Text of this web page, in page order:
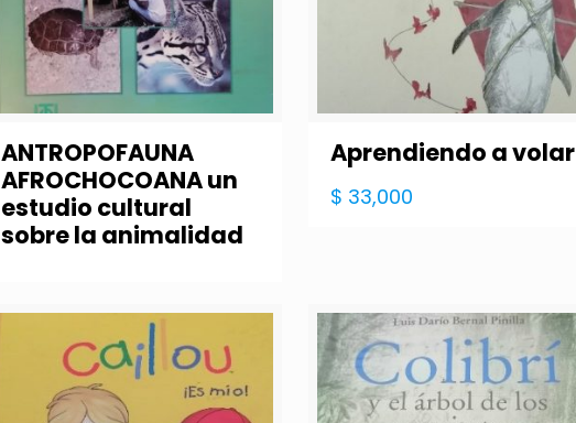
ANTROPOFAUNA
AFROCHOCOANA un
estudio cultural
sobre la animalidad
Aprendiendo a volar
$ 33,000